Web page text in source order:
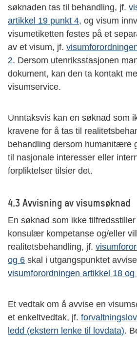
søknaden tas til behandling, jf.
artikkel 19 punkt 4, og visum
visumetiketten festes på et
av et visum, jf.
2. Dersom utenriksstasjonen
dokument, kan den ta kontakt
visumservice.
Unntaksvis kan en søknad som
kravene for å tas til
behandling dersom humanitære
til nasjonale interesser eller
forpliktelser tilsier det.
4.3 Avvisning av visumsøknad
En søknad som ikke
konsulær kompetanse og/eller
realitetsbehandling, jf.
og 6 skal i utgangspunktet
visumforordningen artikkel 18 og
Et vedtak om å avvise en
et enkeltvedtak, jf.
ledd (ekstern lenke til lovdata).